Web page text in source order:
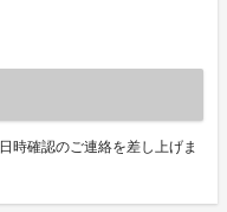
時確認のご連絡を差し上げま